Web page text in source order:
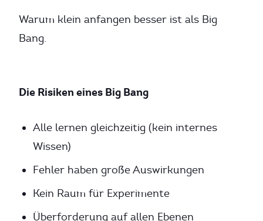
Warum klein anfangen besser ist als Big
Bang.
Die Risiken eines Big Bang
Alle lernen gleichzeitig (kein internes
Wissen)
Fehler haben große Auswirkungen
Kein Raum für Experimente
Überforderung auf allen Ebenen